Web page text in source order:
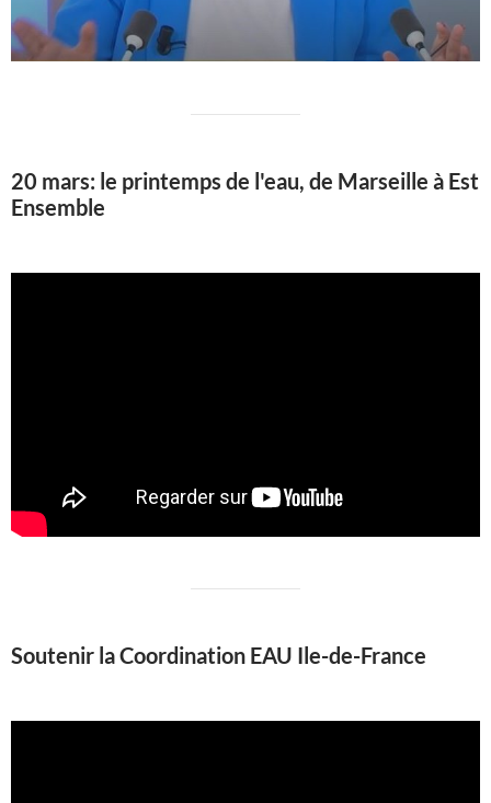
20 mars: le printemps de l'eau, de Marseille à Est
Ensemble
Soutenir la Coordination EAU Ile-de-France